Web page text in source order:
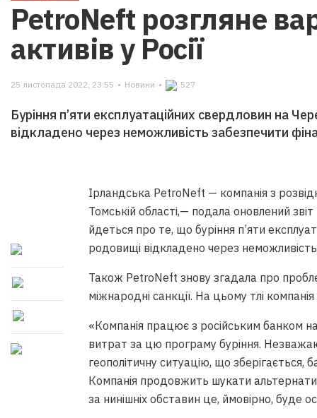
PetroNeft розгляне
активів у Росії
25 листопада 2022, 23:55 • Новини • 527
Буріння п’яти експлуатаційних свердловин на
відкладено через неможливість забезпечити
Ірландська PetroNeft — компанія з
Томській області,— подала оновлений
йдеться про те, що буріння п’яти
родовищі відкладено через
Також PetroNeft знову згадала про
міжнародні санкції. На цьому тлі
«Компанія працює з російським банком
витрат за цю програму буріння.
геополітичну ситуацію, що зберігається,
Компанія продовжить шукати
за нинішніх обставин це, ймовірно, буде